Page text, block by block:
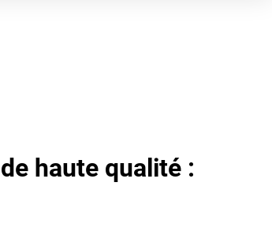
haute qualité :